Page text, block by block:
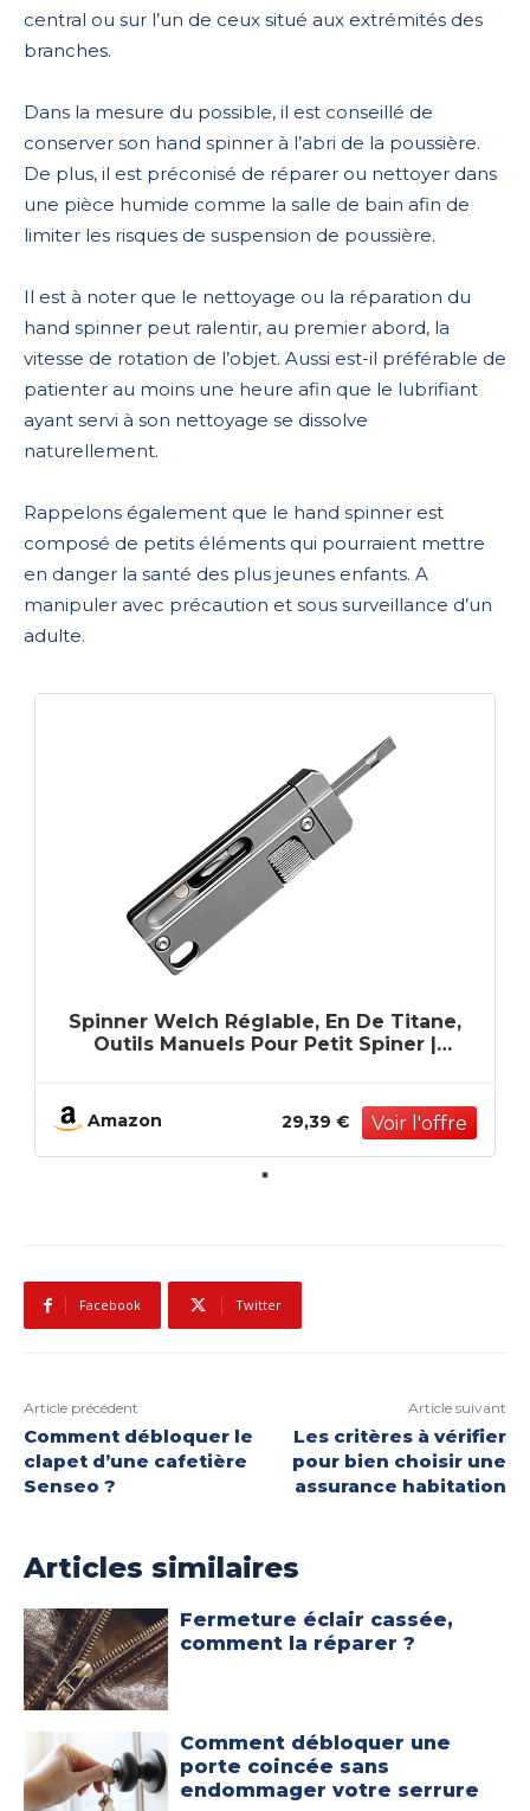
central ou sur l’un de ceux situé aux extrémités des
branches.
Dans la mesure du possible, il est conseillé de
conserver son hand spinner à l’abri de la poussière.
De plus, il est préconisé de réparer ou nettoyer dans
une pièce humide comme la salle de bain afin de
limiter les risques de suspension de poussière.
Il est à noter que le nettoyage ou la réparation du
hand spinner peut ralentir, au premier abord, la
vitesse de rotation de l’objet. Aussi est-il préférable de
patienter au moins une heure afin que le lubrifiant
ayant servi à son nettoyage se dissolve
naturellement.
Rappelons également que le hand spinner est
composé de petits éléments qui pourraient mettre
en danger la santé des plus jeunes enfants. A
manipuler avec précaution et sous surveillance d’un
adulte.
Spinner Welch Réglable, En De Titane,
Outils Manuels Pour Petit Spiner |
Cyclisme, Camping
Amazon 29,39 €
Facebook Twitter
Article précédent
Comment débloquer le
clapet d’une cafetière
Senseo ?
Article suivant
Les critères à vérifier
pour bien choisir une
assurance habitation
Articles similaires
Fermeture éclair cassée,
comment la réparer ?
Comment débloquer une
porte coincée sans
endommager votre serrure